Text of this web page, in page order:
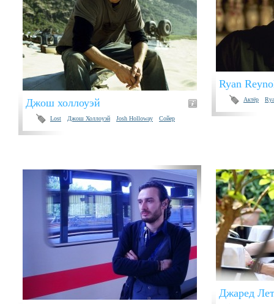
Джош холлоуэй
Lost Джош Холлоуэй Josh Holloway Сойер
Ryan
Актёр
Джаред